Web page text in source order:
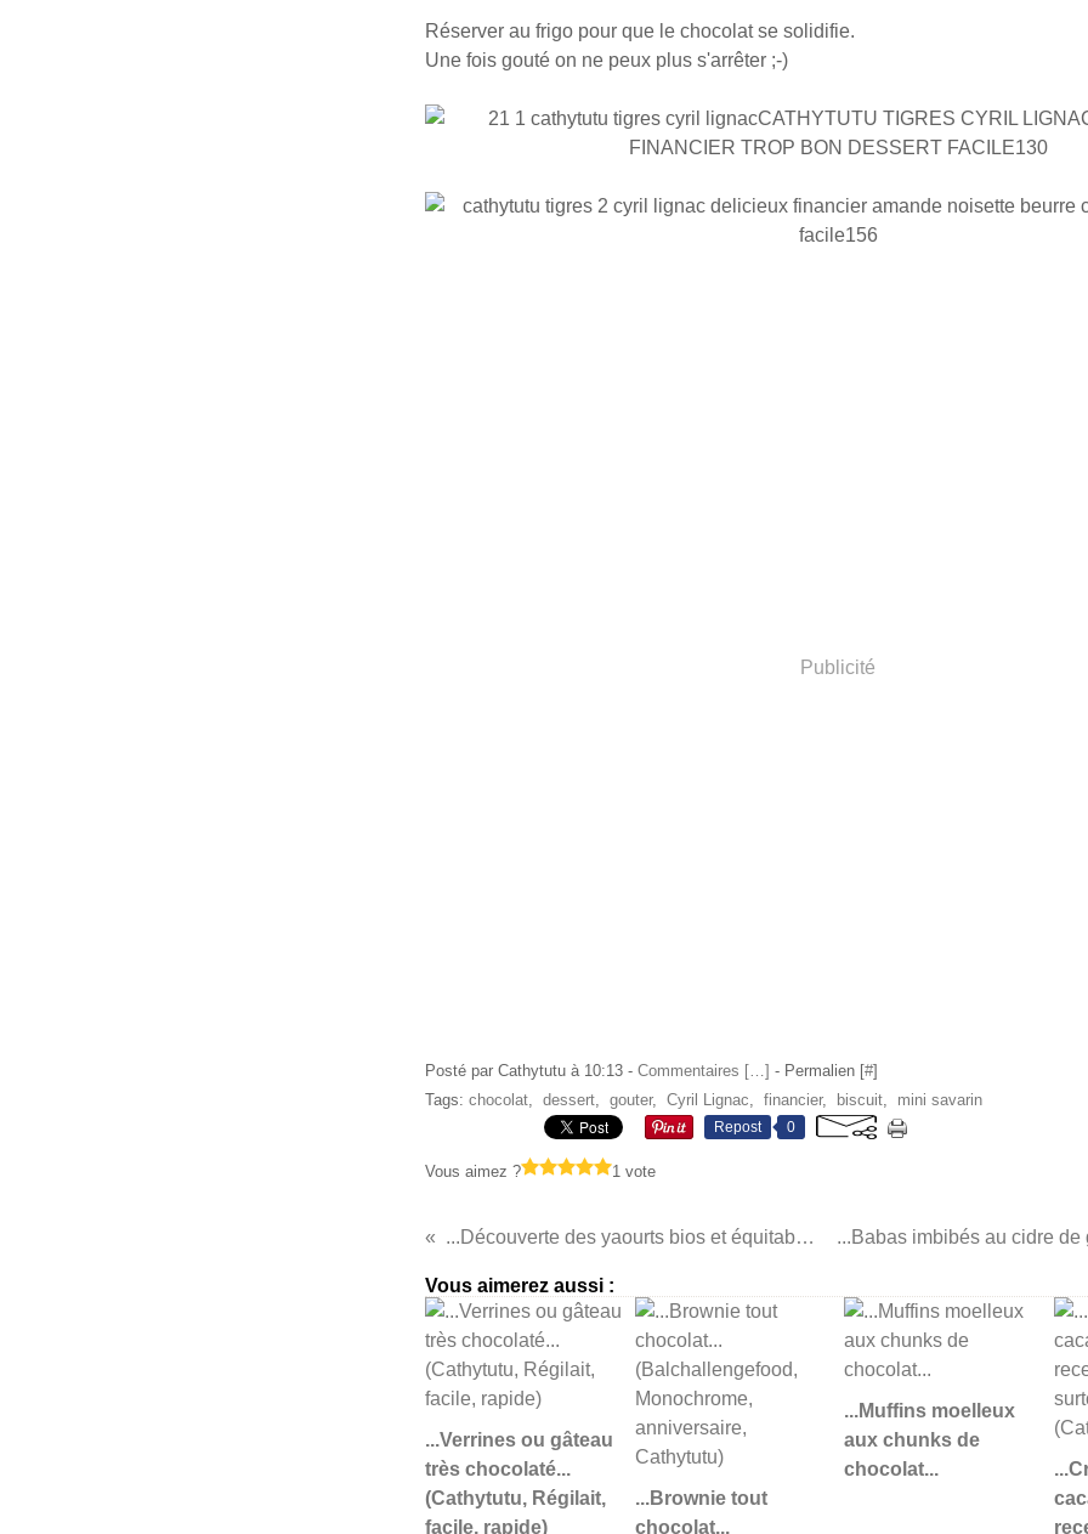
Réserver au frigo pour que le chocolat se solidifie.
Une fois gouté on ne peux plus s'arrêter ;-)
Publicité
Posté par Cathytutu à 10:13 - Commentaires […] - Permalien [#]
Tags: chocolat, dessert, gouter, Cyril Lignac, financier, biscuit, mini savarin
Repost 0
Vous aimez ? 1 vote
...Découverte des yaourts bios et équitables Les 2 Vaches...
Vous aimerez aussi :
...Verrines ou gâteau
très chocolaté...
(Cathytutu, Régilait,
facile, rapide)
...Brownie tout
chocolat...
...Muffins moelleux
aux chunks de
chocolat...